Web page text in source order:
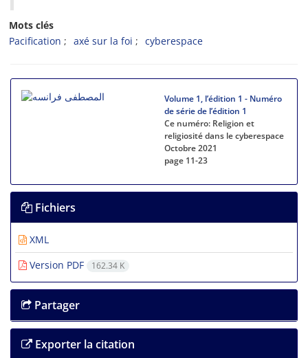
Mots clés
Pacification
axé sur la foi cyberespace
Volume 1, l’édition 1 - Numéro
de série de l’édition 1
Ce numéro: Religion et
religiosité dans le cyberespace
Octobre 2021
page 11-23
Fichiers
XML
Version PDF
162.34 K
Partager
Exporter la citation